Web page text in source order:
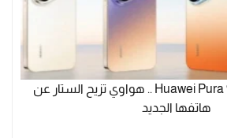
مواصفات Huawei Pura 90s Pro .. هواوي تزيح الستار عن
هاتفها الجديد